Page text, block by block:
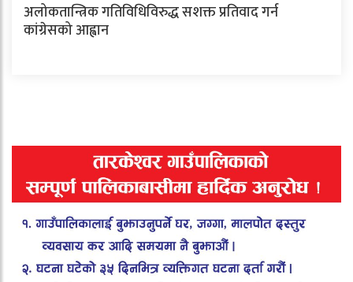
अलोकतान्त्रिक गतिविधिविरुद्ध सशक्त प्रतिवाद गर्न
कांग्रेसको आह्वान